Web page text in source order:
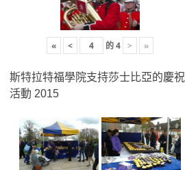
« < 的4 > »
斯特拉特福學院支持莎士比亞的慶祝
活動 2015